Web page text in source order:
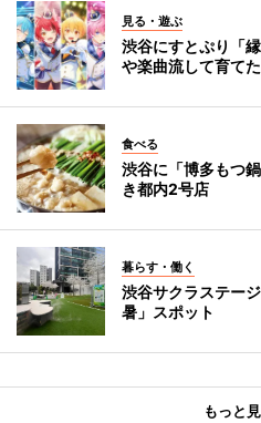
見る・遊ぶ
渋谷にすとぷり「
や楽曲流して育て
食べる
渋谷に「博多もつ
き都内2号店
暮らす・働く
渋谷サクラステー
暑」スポット
もっと